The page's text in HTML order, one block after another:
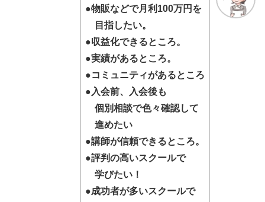
●物販などで月利100万円を
目指したい。
●収益化できるところ。
●実績があるところ。
●コミュニティがあるところ
● 入会前、入会後も
個別相談で色々確認して
進めたい
●講師が信頼できるところ。
●評判の高いスクールで
学びたい！
●成功者が多いスクールで